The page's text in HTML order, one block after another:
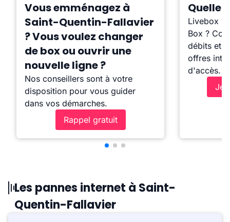
Vous emménagez à
Saint-Quentin-Fallavier
? Vous voulez changer
de box ou ouvrir une
nouvelle ligne ?
Nos conseillers sont à votre
disposition pour vous guider
dans vos démarches.
Rappel gratuit
Quelle
Livebox ?
Box ?
débits et
offres
d'accès.
Je
Les pannes internet à Saint-
Quentin-Fallavier